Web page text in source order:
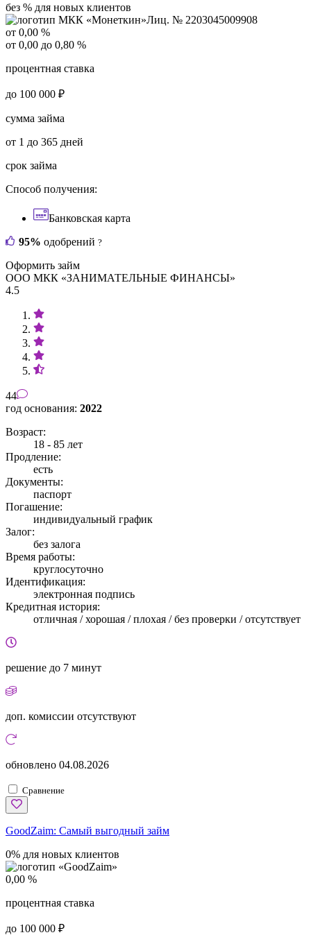
без % для новых клиентов
Лиц. № 2203045009908
от 0,00 %
от 0,00 до 0,80 %
процентная ставка
до 100 000 ₽
сумма займа
от 1 до 365 дней
срок займа
Способ получения:
Банковская карта
95% одобрений ?
Оформить займ
ООО МКК «ЗАНИМАТЕЛЬНЫЕ ФИНАНСЫ»
4.5
44
год основания: 2022
Возраст:
18 - 85 лет
Продление:
есть
Документы:
паспорт
Погашение:
индивидуальный график
Залог:
без залога
Время работы:
круглосуточно
Идентификация:
электронная подпись
Кредитная история:
отличная / хорошая / плохая / без проверки / отсутствует
решение до 7 минут
доп. комиссии отсутствуют
обновлено 04.08.2026
Сравнение
GoodZaim: Самый выгодный займ
0% для новых клиентов
0,00 %
процентная ставка
до 100 000 ₽